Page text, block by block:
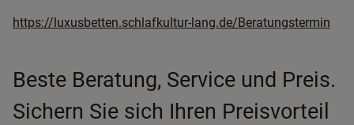
https://luxusbetten.schlafkultur-lang.de/Beratungstermin
Beste Beratung, Service und Preis.
Sichern Sie sich Ihren Preisvorteil